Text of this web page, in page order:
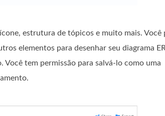
estrutura de tópicos e muito mais. Você
elementos para desenhar seu diagrama
tem permissão para salvá-lo como uma